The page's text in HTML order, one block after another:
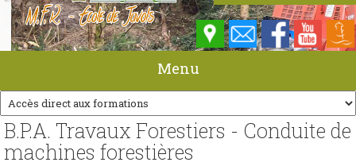
Menu
B.P.A. Travaux Forestiers - Conduite de
machines forestières